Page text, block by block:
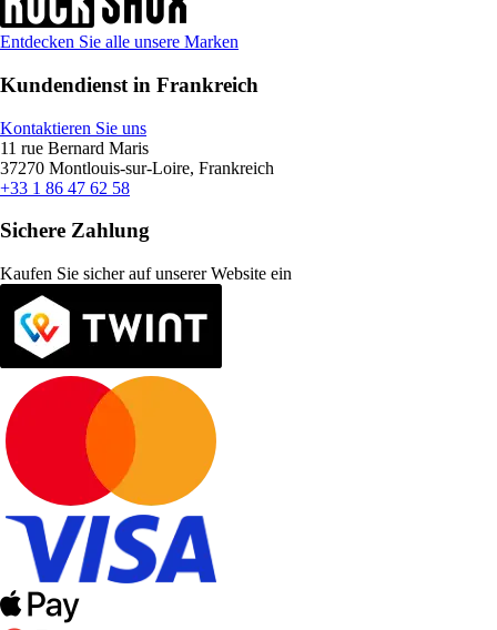
Entdecken Sie alle unsere Marken
Kundendienst in Frankreich
Kontaktieren Sie uns
11 rue Bernard Maris
37270 Montlouis-sur-Loire, Frankreich
+33 1 86 47 62 58
Sichere Zahlung
Kaufen Sie sicher auf unserer Website ein